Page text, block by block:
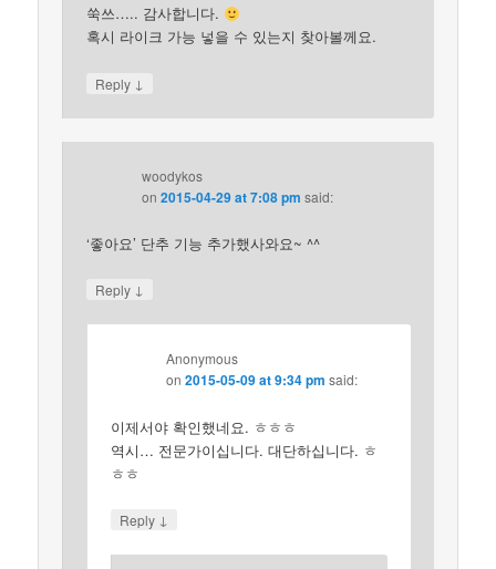
쑥쓰….. 감사합니다.
혹시 라이크 가능 넣을 수 있는지 찾아볼께요.
Reply ↓
woodykos
on2015-04-29 at 7:08 pm said:
‘좋아요’ 단추 기능 추가했사와요~ ^^
Reply ↓
Anonymous
on2015-05-09 at 9:34 pm said:
이제서야 확인했네요. ㅎㅎㅎ
역시… 전문가이십니다. 대단하십니다. ㅎ
ㅎㅎ
Reply ↓